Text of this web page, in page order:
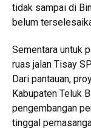
tidak sampai di
belum
Sementara untuk
ruas jalan Tisay
Dari pantauan,
Kabupaten Teluk
pengembangan
tinggal